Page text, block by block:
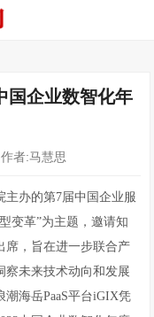
国企业数智化年
作者:马慧思
主办的第7届中国企业服
变革”为主题，邀请知
席，旨在进一步联合产
察未来技术动向和发展
海岳PaaS平台iGIX凭